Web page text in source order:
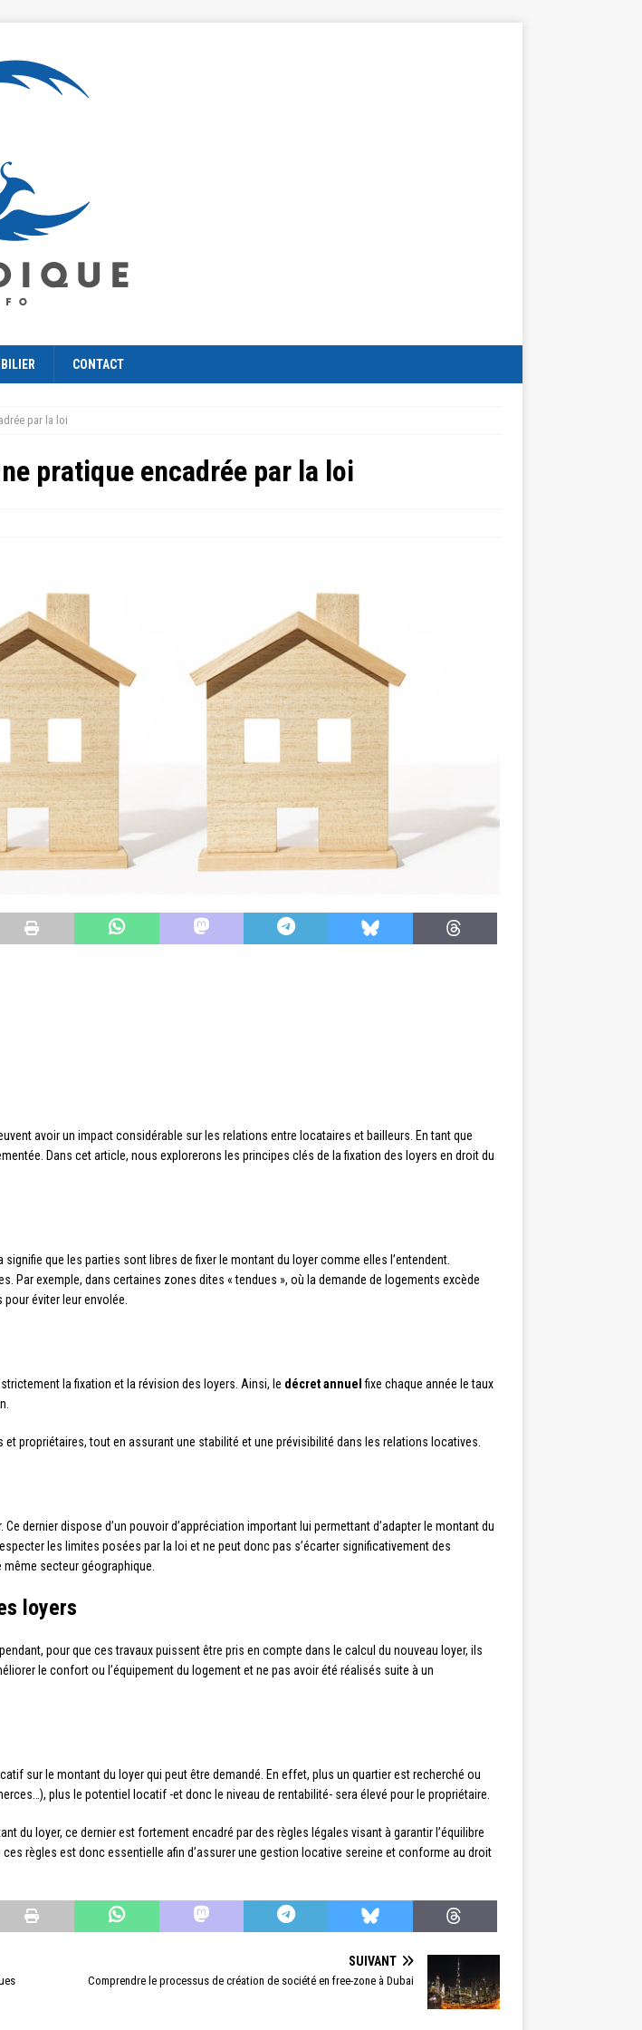
CONTACT
par la loi
pratique encadrée par la loi
avoir un impact considérable sur les relations entre locataires et bailleurs. En tant que
Dans cet article, nous explorerons les principes clés de la fixation des loyers en droit du
que les parties sont libres de fixer le montant du loyer comme elles l’entendent.
Par exemple, dans certaines zones dites « tendues », où la demande de logements excède
éviter leur envolée.
la fixation et la révision des loyers. Ainsi, le décret annuel fixe chaque année le taux
propriétaires, tout en assurant une stabilité et une prévisibilité dans les relations locatives.
Ce dernier dispose d’un pouvoir d’appréciation important lui permettant d’adapter le montant du
les limites posées par la loi et ne peut donc pas s’écarter significativement des
secteur géographique.
loyers
pour que ces travaux puissent être pris en compte dans le calcul du nouveau loyer, ils
le confort ou l’équipement du logement et ne pas avoir été réalisés suite à un
sur le montant du loyer qui peut être demandé. En effet, plus un quartier est recherché ou
plus le potentiel locatif -et donc le niveau de rentabilité- sera élevé pour le propriétaire.
du loyer, ce dernier est fortement encadré par des règles légales visant à garantir l’équilibre
règles est donc essentielle afin d’assurer une gestion locative sereine et conforme au droit
SUIVANT
Comprendre le processus de création de société en free-zone à Dubai